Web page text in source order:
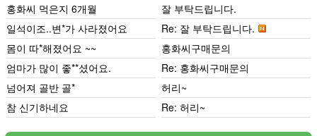
홍화씨 먹은지 6개월
일석이조..변*가 사라졌어요
몸이 따*해졌어요 ~~
엄마가 많이 좋**셨어요.
넘어져 골반 골*
참 신기하네요
잘 부탁드립니다.
Re: 잘 부탁드립니다.
홍화씨구매문의
Re: 홍화씨구매문의
허리~
Re: 허리~